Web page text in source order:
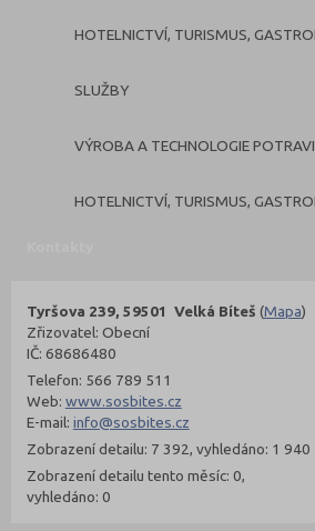
HOTELNICTVÍ, TURISMUS,
SLUŽBY
VÝROBA A TECHNOLOGIE
HOTELNICTVÍ, TURISMUS,
Tyršova 239, 59501 Velká Bíteš (Mapa)
Zřizovatel: Obecní
IČ: 68686480
Telefon: 566 789 511
Web: www.sosbites.cz
E-mail: info@sosbites.cz
Zobrazení detailu: 7 392, vyhledáno: 1 940
Zobrazení detailu tento měsíc: 0,
vyhledáno: 0